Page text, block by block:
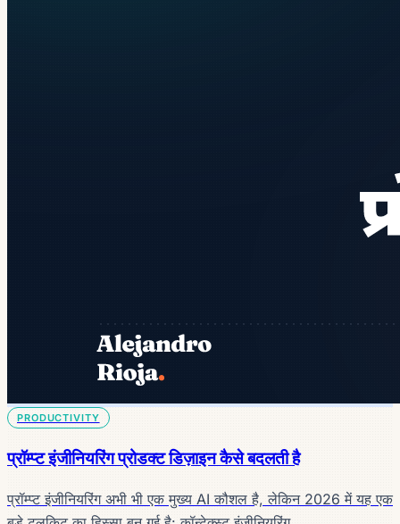
PRODUCTIVITY
प्रॉम्प्ट इंजीनियरिंग प्रोडक्ट डिज़ाइन कैसे बदलती है
प्रॉम्प्ट इंजीनियरिंग अभी भी एक मुख्य AI कौशल है, लेकिन 2026 में यह एक